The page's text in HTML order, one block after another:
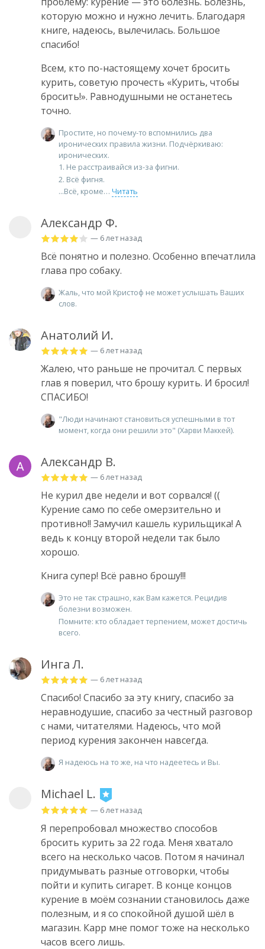
которую можно и нужно лечить. Благодаря
книге, надеюсь, вылечилась. Большое
спасибо!
Всем, кто по-настоящему хочет бросить
курить, советую прочесть «Курить, чтобы
бросить!». Равнодушными не останетесь
точно.
Простите, но почему-то вспомнились два
иронических правила жизни. Подчёркиваю:
иронических.
1. Не расстраивайся из-за фигни.
2. Всё фигня.
...Всё, кроме
Читать
Александр Ф.
— 6 лет назад
Всё понятно и полезно. Особенно впечатлила
глава про собаку.
Жаль, что мой Кристоф не может услышать Ваших
слов.
Анатолий И.
— 6 лет назад
Жалею, что раньше не прочитал. С первых
глав я поверил, что брошу курить. И бросил!
СПАСИБО!
"Люди начинают становиться успешными в тот
момент, когда они решили это" (Харви Маккей).
Александр В.
— 6 лет назад
Не курил две недели и вот сорвался! ((
Курение само по себе омерзительно и
противно!! Замучил кашель курильщика! А
ведь к концу второй недели так было
хорошо.
Книга супер! Всё равно брошу!!!
Это не так страшно, как Вам кажется. Рецидив
болезни возможен.
Помните: кто обладает терпением, может достичь
всего.
Инга Л.
— 6 лет назад
Спасибо! Спасибо за эту книгу, спасибо за
неравнодушие, спасибо за честный разговор
с нами, читателями. Надеюсь, что мой
период курения закончен навсегда.
Я надеюсь на то же, на что надеетесь и Вы.
Michael L.
— 6 лет назад
Я перепробовал множество способов
бросить курить за 22 года. Меня хватало
всего на несколько часов. Потом я начинал
придумывать разные отговорки, чтобы
пойти и купить сигарет. В конце концов
курение в моём сознании становилось даже
полезным, и я со спокойной душой шёл в
магазин. Карр мне помог тоже на несколько
часов всего лишь.